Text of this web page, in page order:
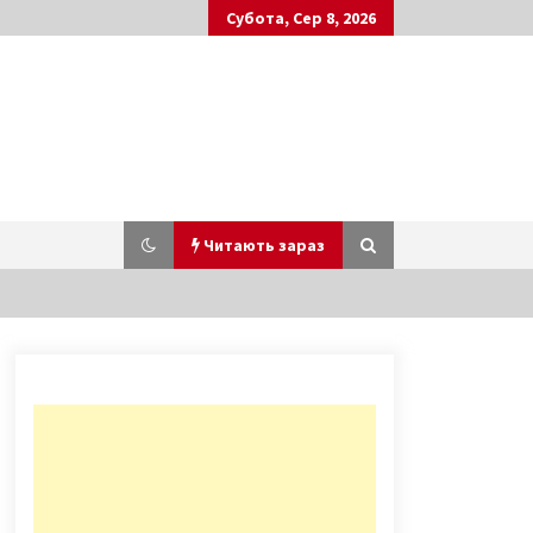
Субота, Сер 8, 2026
Читають зараз